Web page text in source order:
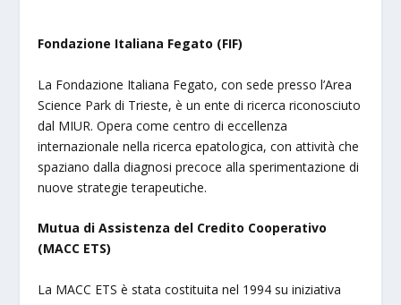
Fondazione Italiana Fegato (FIF)
La Fondazione Italiana Fegato, con sede presso l’Area
Science Park di Trieste, è un ente di ricerca riconosciuto
dal MIUR. Opera come centro di eccellenza
internazionale nella ricerca epatologica, con attività che
spaziano dalla diagnosi precoce alla sperimentazione di
nuove strategie terapeutiche.
Mutua di Assistenza del Credito Cooperativo
(MACC ETS)
La MACC ETS è stata costituita nel 1994 su iniziativa